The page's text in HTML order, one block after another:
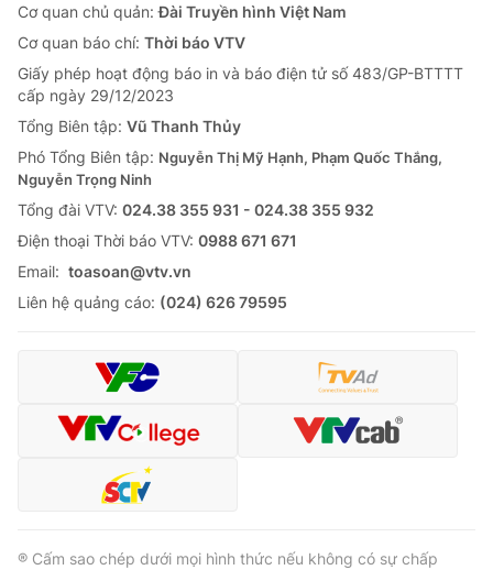
Cơ quan chủ quản:Đài Truyền hình Việt Nam
Cơ quan báo chí: Thời báo VTV
Giấy phép hoạt động báo in và báo điện tử số 483/GP-BTTTT
cấp ngày 29/12/2023
Tổng Biên tập: Vũ Thanh Thủy
Phó Tổng Biên tập: Nguyễn Thị Mỹ Hạnh, Phạm Quốc Thắng,
Nguyễn Trọng Ninh
Tổng đài VTV: 024.38 355 931 - 024.38 355 932
Ðiện thoại Thời báo VTV: 0988 671 671
Email: toasoan@vtv.vn
Liên hệ quảng cáo: (024) 626 79595
® Cấm sao chép dưới mọi hình thức nếu không có sự chấp